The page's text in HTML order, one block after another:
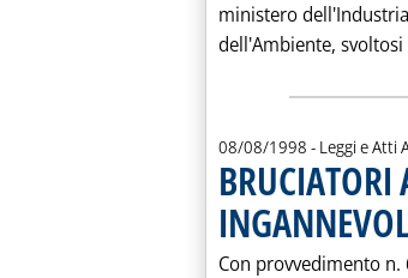
ministero
dell'Ambiente,
08/08/1998 - Leggi e Atti
Con provvedimento